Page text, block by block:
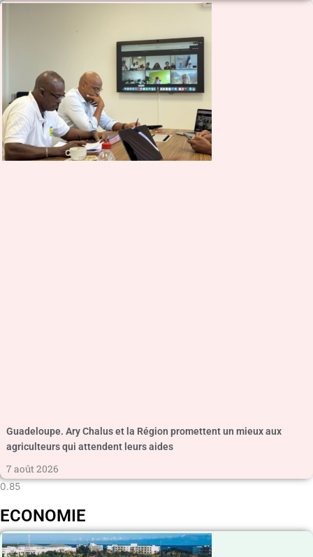
Guadeloupe. Ary Chalus et la Région promettent un mieux aux
agriculteurs qui attendent leurs aides
7 août 2026
ECONOMIE